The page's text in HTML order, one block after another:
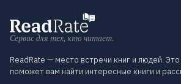
Сервис для тех, кто читает.
ReadRate — место встречи книг и людей.
поможет вам найти интересные книги и